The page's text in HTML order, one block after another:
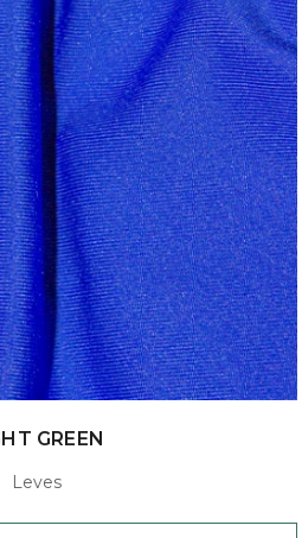
GREEN
Leves